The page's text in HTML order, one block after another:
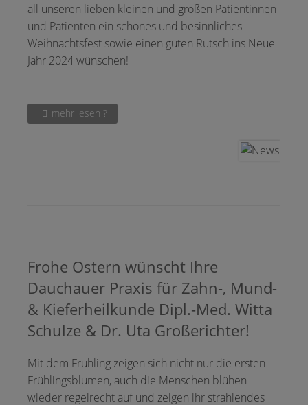
all unseren lieben kleinen und großen Patientinnen
und Patienten ein schönes und besinnliches
Weihnachtsfest sowie einen guten Rutsch ins Neue
Jahr 2024 wünschen!
mehr lesen ?
Frohe Ostern wünscht Ihre
Dauchauer Praxis für Zahn-, Mund-
& Kieferheilkunde Dipl.-Med. Witta
Schulze & Dr. Uta Großerichter!
Mit dem Frühling zeigen sich nicht nur die ersten
Frühlingsblumen, auch die Menschen blühen
wieder regelrecht auf und zeigen ihr strahlendes